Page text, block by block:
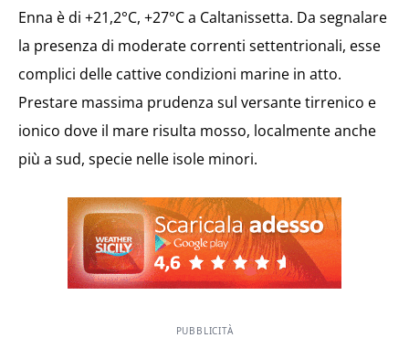
Enna è di +21,2°C, +27°C a Caltanissetta. Da segnalare
la presenza di moderate correnti settentrionali, esse
complici delle cattive condizioni marine in atto.
Prestare massima prudenza sul versante tirrenico e
ionico dove il mare risulta mosso, localmente anche
più a sud, specie nelle isole minori.
PUBBLICITÀ